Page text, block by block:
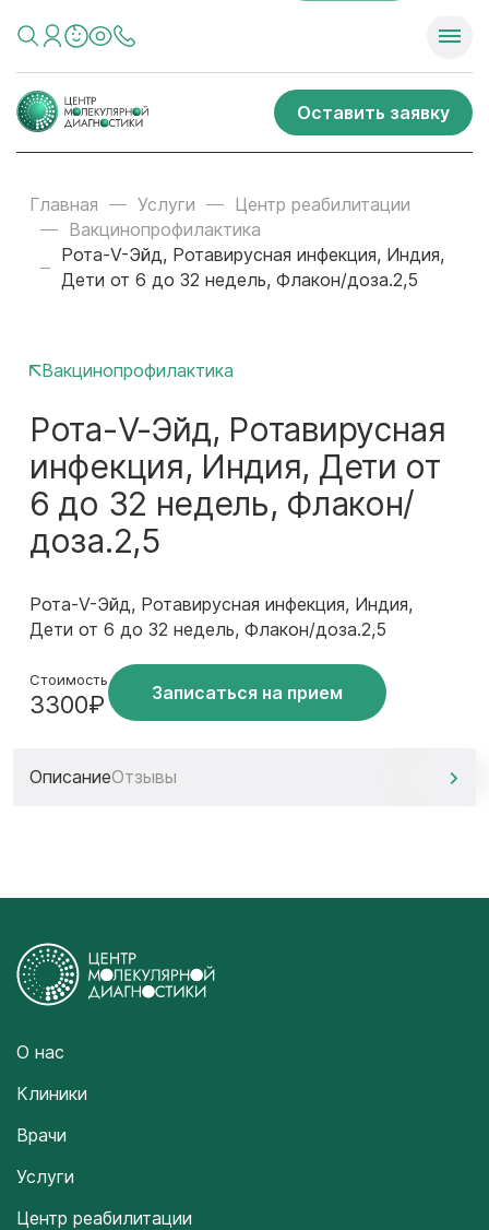
Оставить заявку
Главная Услуги
Центр реабилитации
Вакцинопрофилактика
Рота-V-Эйд, Ротавирусная инфекция, Индия,
Дети от 6 до 32 недель, Флакон/доза.2,5
Вакцинопрофилактика
Рота-V-Эйд, Ротавирусная
инфекция, Индия, Дети от
6 до 32 недель, Флакон/
доза.2,5
Рота-V-Эйд, Ротавирусная инфекция, Индия,
Дети от 6 до 32 недель, Флакон/доза.2,5
Стоимость
3300₽ Записаться на прием
ОписаниеОтзывы
О нас
Клиники
Врачи
Услуги
Центр реабилитации